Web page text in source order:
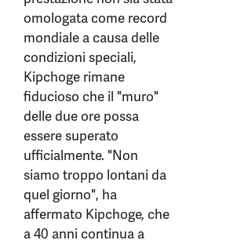
omologata come record
mondiale a causa delle
condizioni speciali,
Kipchoge rimane
fiducioso che il "muro"
delle due ore possa
essere superato
ufficialmente. "Non
siamo troppo lontani da
quel giorno", ha
affermato Kipchoge, che
a 40 anni continua a